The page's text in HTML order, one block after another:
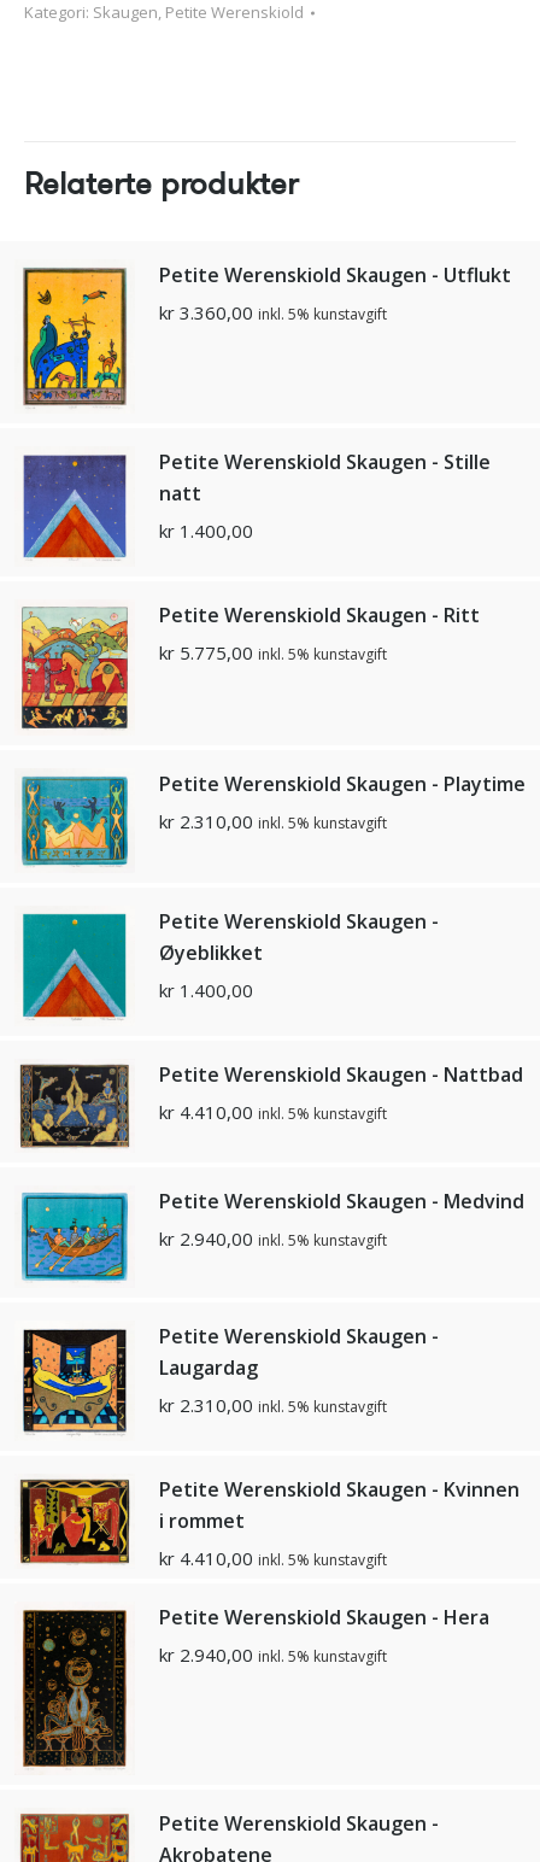
Kategori: Skaugen, Petite Werenskiold
Relaterte produkter
Petite Werenskiold Skaugen - Utflukt
kr 3.360,00 inkl. 5% kunstavgift
Petite Werenskiold Skaugen - Stille
natt
kr 1.400,00
Petite Werenskiold Skaugen - Ritt
kr 5.775,00 inkl. 5% kunstavgift
Petite Werenskiold Skaugen - Playtime
kr 2.310,00 inkl. 5% kunstavgift
Petite Werenskiold Skaugen -
Øyeblikket
kr 1.400,00
Petite Werenskiold Skaugen - Nattbad
kr 4.410,00 inkl. 5% kunstavgift
Petite Werenskiold Skaugen - Medvind
kr 2.940,00 inkl. 5% kunstavgift
Petite Werenskiold Skaugen -
Laugardag
kr 2.310,00 inkl. 5% kunstavgift
Petite Werenskiold Skaugen - Kvinnen
i rommet
kr 4.410,00 inkl. 5% kunstavgift
Petite Werenskiold Skaugen - Hera
kr 2.940,00 inkl. 5% kunstavgift
Petite Werenskiold Skaugen -
Akrobatene